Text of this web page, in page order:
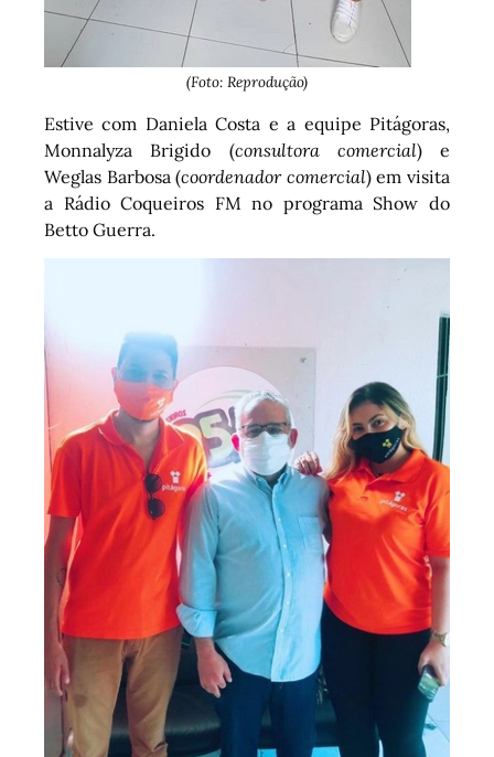
(Foto: Reprodução)
Estive com Daniela Costa e a equipe Pitágoras,
Monnalyza Brigido (consultora comercial) e
Weglas Barbosa (coordenador comercial) em visita
a Rádio Coqueiros FM no programa Show do
Betto Guerra.